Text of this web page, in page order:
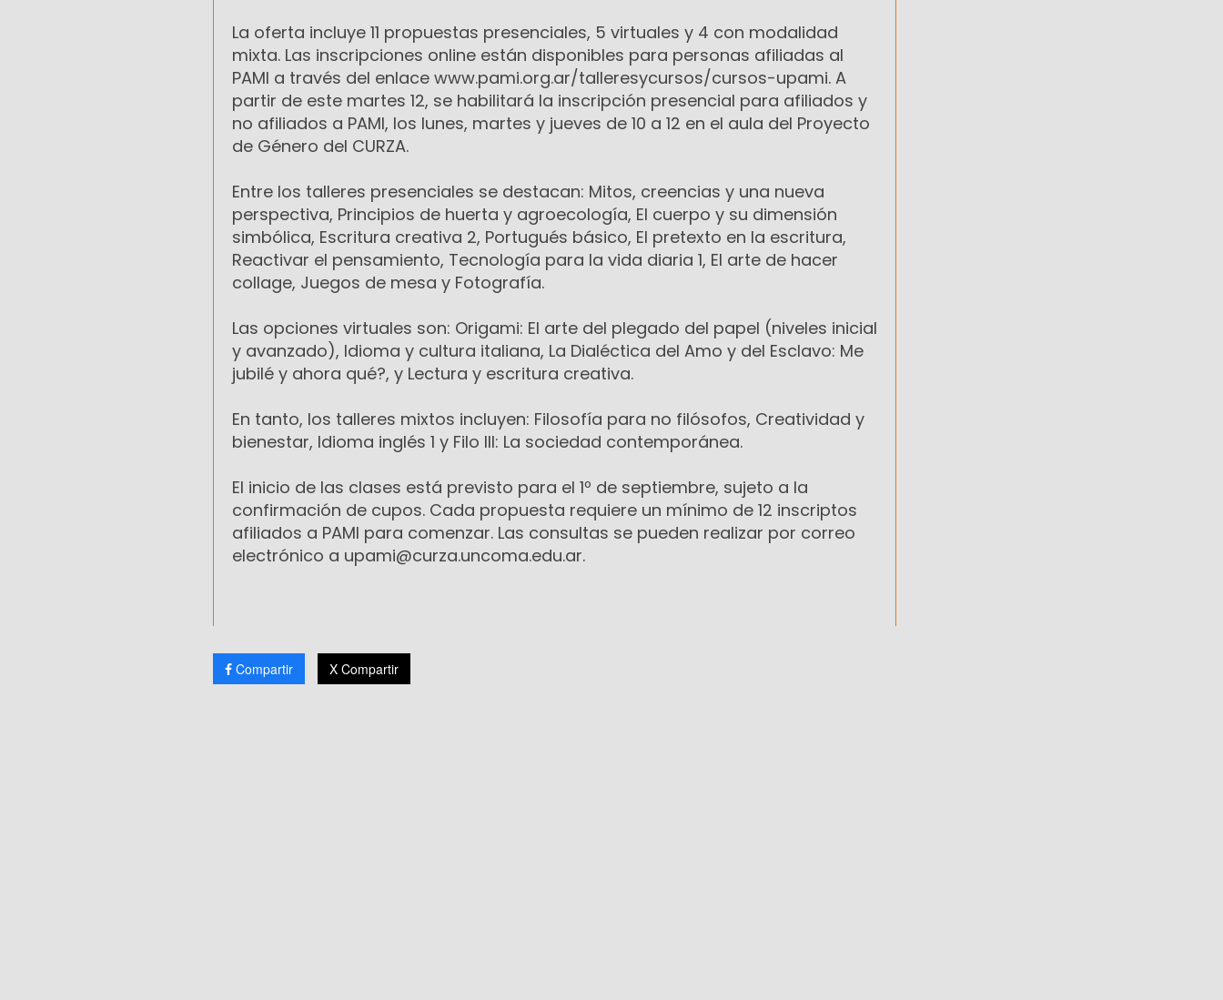
La oferta incluye 11 propuestas presenciales, 5 virtuales y 4 con modalidad
mixta. Las inscripciones online están disponibles para personas afiliadas al
PAMI a través del enlace www.pami.org.ar/talleresycursos/cursos-upami. A
partir de este martes 12, se habilitará la inscripción presencial para afiliados y
no afiliados a PAMI, los lunes, martes y jueves de 10 a 12 en el aula del Proyecto
de Género del CURZA.
Entre los talleres presenciales se destacan: Mitos, creencias y una nueva
perspectiva, Principios de huerta y agroecología, El cuerpo y su dimensión
simbólica, Escritura creativa 2, Portugués básico, El pretexto en la escritura,
Reactivar el pensamiento, Tecnología para la vida diaria 1, El arte de hacer
collage, Juegos de mesa y Fotografía.
Las opciones virtuales son: Origami: El arte del plegado del papel (niveles inicial
y avanzado), Idioma y cultura italiana, La Dialéctica del Amo y del Esclavo: Me
jubilé y ahora qué?, y Lectura y escritura creativa.
En tanto, los talleres mixtos incluyen: Filosofía para no filósofos, Creatividad y
bienestar, Idioma inglés 1 y Filo III: La sociedad contemporánea.
El inicio de las clases está previsto para el 1º de septiembre, sujeto a la
confirmación de cupos. Cada propuesta requiere un mínimo de 12 inscriptos
afiliados a PAMI para comenzar. Las consultas se pueden realizar por correo
electrónico a upami@curza.uncoma.edu.ar.
Compartir X Compartir